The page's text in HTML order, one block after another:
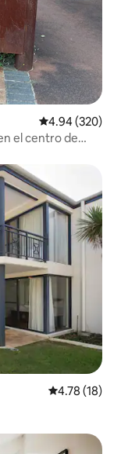
Calificación
4.94 (320)
el centro de
Calificación
4.78 (18)